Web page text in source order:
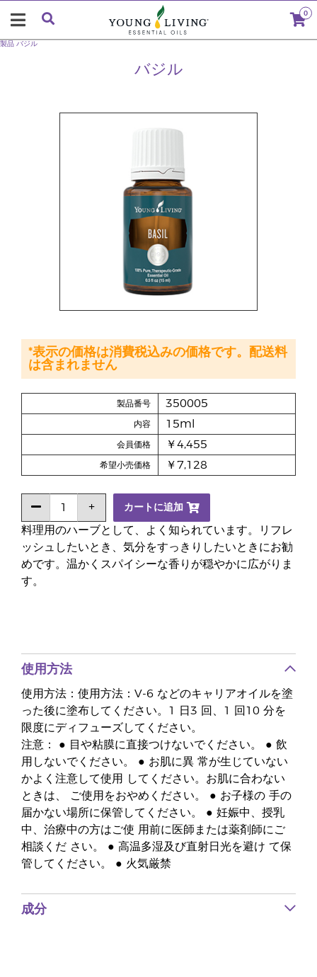
0
バジル
製品 バジル
料理用のハーブとして、よく知られています。リフレ
ッシュしたいとき、気分をすっきりしたいときにお勧
めです。温かくスパイシーな香りが穏やかに広がりま
す。
製品番号 350005
内容 15ml
会員価格 ￥4,455
希望小売価格 ￥7,128
カートに追加
*表示の価格は消費税込みの価格です。配送料
は含まれません
使用方法
使用方法：使用方法：V-6 などのキャリアオイルを塗
った後に塗布してください。1 日3 回、1 回10 分を
限度にディフューズしてください。
注意： ● 目や粘膜に直接つけないでください。 ● 飲
用しないでください。 ● お肌に異 常が生じていない
かよく注意して使用 してください。お肌に合わない
ときは、 ご使用をおやめください。 ● お子様の 手の
届かない場所に保管してください。 ● 妊娠中、授乳
中、治療中の方はご使 用前に医師または薬剤師にご
相談くだ さい。 ● 高温多湿及び直射日光を避け て保
管してください。 ● 火気厳禁
成分